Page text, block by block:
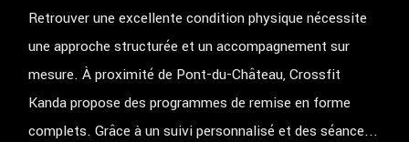
Retrouver une excellente condition physique nécessite
une approche structurée et un accompagnement sur
mesure. À proximité de Pont-du-Château, Crossfit
Kanda propose des programmes de remise en forme
complets. Grâce à un suivi personnalisé et des séance...